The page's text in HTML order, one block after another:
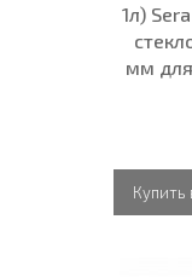
1л)
мм
Купить